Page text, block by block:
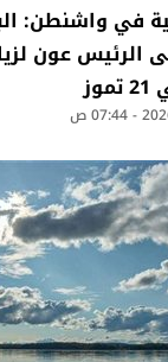
في واشنطن:
الرئيس عون